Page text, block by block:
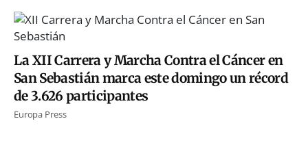
La XII Carrera y Marcha Contra el Cáncer en
San Sebastián marca este domingo un récord
de 3.626 participantes
Europa Press